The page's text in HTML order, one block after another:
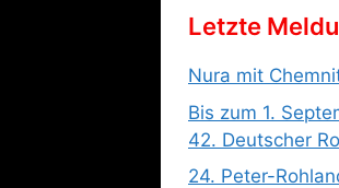
gesprochen –
die Sieger…
Letzte
Nura mit
Bis zum 1.
42. Deutscher
24. Peter-